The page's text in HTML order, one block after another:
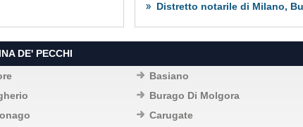
Distretto notarile di Milano,
DE' PECCHI
Basiano
Burago Di Molgora
Carugate